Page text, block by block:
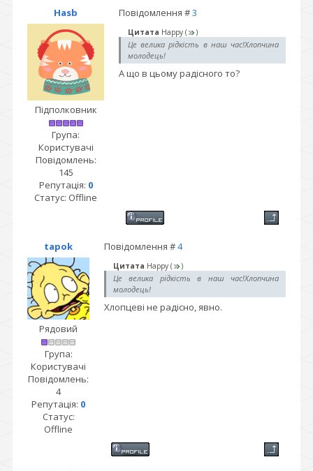
поговорити пишіть сюди:
maks2ode(собака)укр,нет
Hasb Повідомлення #3
Підполковник
Група:
Користувачі
Повідомлень:
145
Репутація: 0
Статус: Offline
Цитата Happy ( )
Це велика рідкість в наш час!Хлопчина
молодець!
А що в цьому радісного то?
tapok Повідомлення #4
Рядовий
Група:
Користувачі
Повідомлень:
4
Репутація: 0
Статус:
Offline
Цитата Happy ( )
Це велика рідкість в наш час!Хлопчина
молодець!
Хлопцеві не радісно, явно.